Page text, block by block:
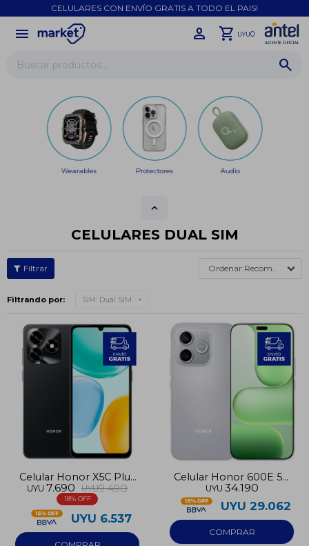
CELULARES CON ENVÍO GRATIS A TODO EL PAIS!
menu UYU0
Wearables Protectores Audio
CELULARES DUAL SIM
Recomendados
Filtrando por: SIM: Dual SIM
Celular Honor X5C Plus
256GB 4GB RAM
UYU 7.690 UYU9.490
18
UYU 6.537
Celular Honor 600E 5G
512GB 8GB RAM
UYU 34.190
UYU 29.062
close